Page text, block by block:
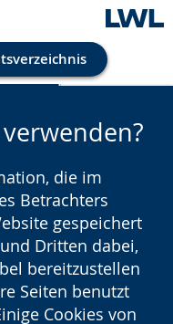
die im
Betrachters
gespeichert
Dritten dabei,
bereitzustellen
Seiten benutzt
Cookies von